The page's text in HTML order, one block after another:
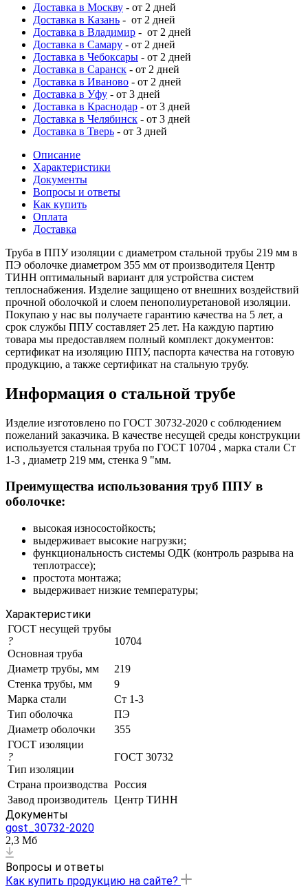
Доставка в Москву - от 2 дней
Доставка в Казань - от 2 дней
Доставка в Владимир - от 2 дней
Доставка в Самару - от 2 дней
Доставка в Чебоксары - от 2 дней
Доставка в Саранск - от 2 дней
Доставка в Иваново - от 2 дней
Доставка в Уфу - от 3 дней
Доставка в Краснодар - от 3 дней
Доставка в Челябинск - от 3 дней
Доставка в Тверь - от 3 дней
Описание
Характеристики
Документы
Вопросы и ответы
Как купить
Оплата
Доставка
Труба в ППУ изоляции с диаметром стальной трубы 219 мм в
ПЭ оболочке диаметром 355 мм от производителя Центр
ТИНН оптимальный вариант для устройства систем
теплоснабжения. Изделие защищено от внешних воздействий
прочной оболочкой и слоем пенополиуретановой изоляции.
Покупаю у нас вы получаете гарантию качества на 5 лет, а
срок службы ППУ составляет 25 лет. На каждую партию
товара мы предоставляем полный комплект документов:
сертификат на изоляцию ППУ, паспорта качества на готовую
продукцию, а также сертификат на стальную трубу.
Информация о стальной трубе
Изделие изготовлено по ГОСТ 30732-2020 с соблюдением
пожеланий заказчика. В качестве несущей среды конструкции
используется стальная труба по ГОСТ 10704 , марка стали Ст
1-3 , диаметр 219 мм, стенка 9 "мм.
Преимущества использования труб ППУ в
оболочке:
высокая износостойкость;
выдерживает высокие нагрузки;
функциональность системы ОДК (контроль разрыва на
теплотрассе);
простота монтажа;
выдерживает низкие температуры;
Характеристики
ГОСТ несущей трубы
?
Основная труба
10704
Диаметр трубы, мм
219
Стенка трубы, мм
9
Марка стали
Ст 1-3
Тип оболочка
ПЭ
Диаметр оболочки
355
ГОСТ изоляции
?
Тип изоляции
ГОСТ 30732
Страна производства Россия
Завод производитель Центр ТИНН
Документы
gost_30732-2020
2,3 Мб
Вопросы и ответы
Как купить продукцию на сайте?